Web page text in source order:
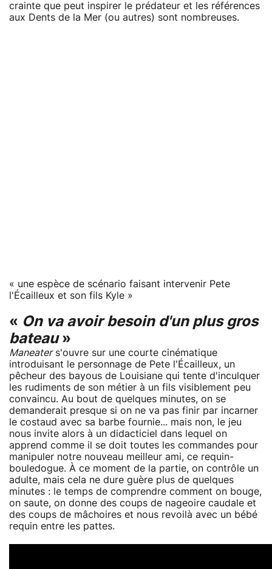
crainte que peut inspirer le prédateur et les références
aux Dents de la Mer (ou autres) sont nombreuses.
« une espèce de scénario faisant intervenir Pete
l'Écailleux et son fils Kyle »
« On va avoir besoin d'un plus gros
bateau»
Maneaters'ouvre sur une courte cinématique
introduisant le personnage de Pete l'Écailleux, un
pêcheur des bayous de Louisiane qui tente d'inculquer
les rudiments de son métier à un fils visiblement peu
convaincu. Au bout de quelques minutes, on se
demanderait presque si on ne va pas finir par incarner
le costaud avec sa barbe fournie... mais non, le jeu
nous invite alors à un didacticiel dans lequel on
apprend comme il se doit toutes les commandes pour
manipuler notre nouveau meilleur ami, ce requin-
bouledogue. À ce moment de la partie, on contrôle un
adulte, mais cela ne dure guère plus de quelques
minutes : le temps de comprendre comment on bouge,
on saute, on donne des coups de nageoire caudale et
des coups de mâchoires et nous revoilà avec un bébé
requin entre les pattes.